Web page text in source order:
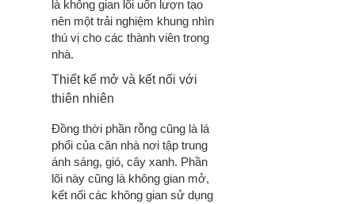
là không gian lõi uốn lượn tạo
nên một trải nghiệm khung nhìn
thú vị cho các thành viên trong
nhà.
Thiết kế mở và kết nối với
thiên nhiên
Đồng thời phần rỗng cũng là lá
phổi của căn nhà nơi tập trung
ánh sáng, gió, cây xanh. Phần
lõi này cũng là không gian mở,
kết nối các không gian sử dụng